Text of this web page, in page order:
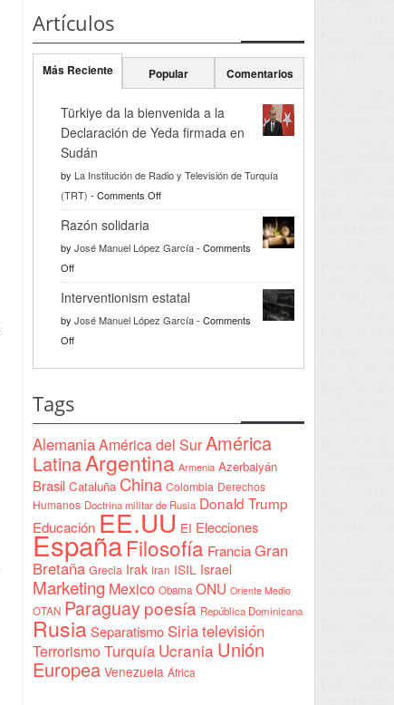
Artículos
Más Reciente Popular Comentarios
Türkiye da la bienvenida a la
Declaración de Yeda firmada en
Sudán
by La Institución de Radio y Televisión de Turquía
(TRT) - Comments Offon
Türkiye
la
a
Yeda
Razón solidaria
by José Manuel López García- Comments
Offon
Razón
solidaria
Interventionism estatal
by José Manuel López García- Comments
Offon
Tags
AlemaniaAmérica del SurAmérica
LatinaArgentina Armenia Azerbaiyán
Brasil Cataluña China Colombia Derechos
Humanos Doctrina militar de Rusia Donald Trump
EducaciónEE.UU EI Elecciones
EspañaFilosofía FranciaGran
Bretaña Grecia Irak Iran ISIL Israel
Marketing Mexico Obama ONU Oriente Medio
OTAN Paraguaypoesía República Dominicana
RusiaSeparatismo Siriatelevisión
Terrorismo Turquía Ucrania Unión
Europea Venezuela África